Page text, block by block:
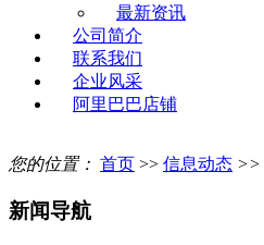
最新资讯
公司简介
联系我们
企业风采
阿里巴巴店铺
您的位置： 首页 >> 信息动态 >>
新闻导航